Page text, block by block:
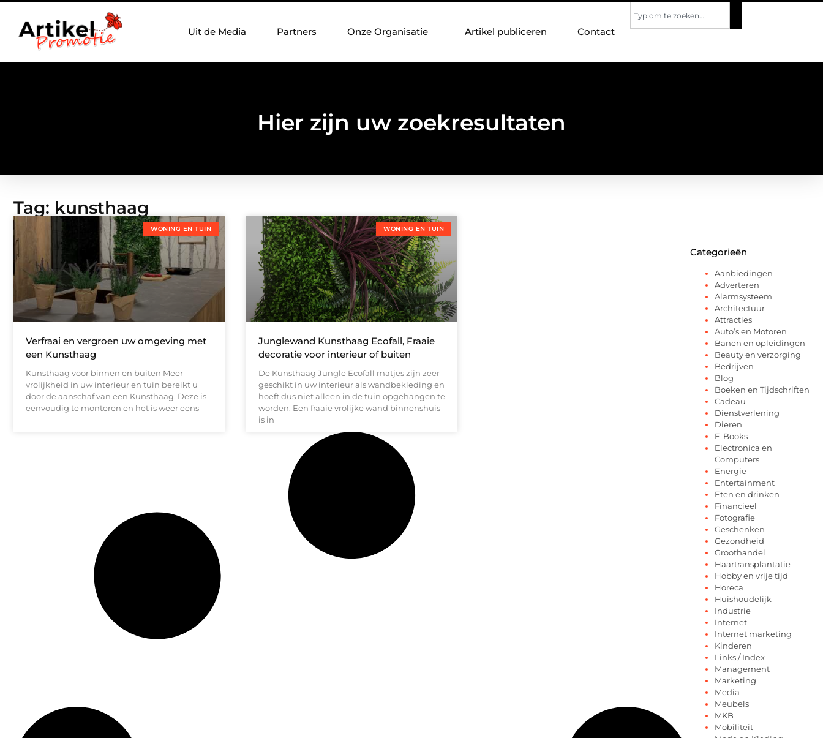
Uit de Media Partners Onze Organisatie Artikel publiceren Contact
Hier zijn uw zoekresultaten
Tag: kunsthaag
WONING EN TUIN
Verfraai en vergroen uw omgeving met
een Kunsthaag
Kunsthaag voor binnen en buiten Meer
vrolijkheid in uw interieur en tuin bereikt u
door de aanschaf van een Kunsthaag. Deze is
eenvoudig te monteren en het is weer eens
WONING EN TUIN
Junglewand Kunsthaag Ecofall, Fraaie
decoratie voor interieur of buiten
De Kunsthaag Jungle Ecofall matjes zijn zeer
geschikt in uw interieur als wandbekleding en
hoeft dus niet alleen in de tuin opgehangen te
worden. Een fraaie vrolijke wand binnenshuis
is in
Categorieën
Aanbiedingen
Adverteren
Alarmsysteem
Architectuur
Attracties
Auto’s en Motoren
Banen en opleidingen
Beauty en verzorging
Bedrijven
Blog
Boeken en Tijdschriften
Cadeau
Dienstverlening
Dieren
E-Books
Electronica en
Computers
Energie
Entertainment
Eten en drinken
Financieel
Fotografie
Geschenken
Gezondheid
Groothandel
Haartransplantatie
Hobby en vrije tijd
Horeca
Huishoudelijk
Industrie
Internet
Internet marketing
Kinderen
Links / Index
Management
Marketing
Media
Meubels
MKB
Mobiliteit